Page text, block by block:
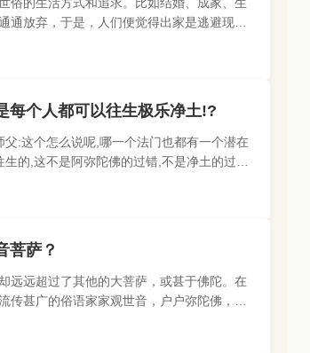
通放弃，于是，人们便觉得出家是逃避现
每个人都可以往生极乐净土!?
:这个怎么说呢,哪一个法门也都有一个潜在
的,这不是阿弥陀佛的过错,不是净土的过错,
菩萨？
远远超过了其他的大菩萨，或甚于佛陀。在
甚广的俗语家家观世音，户户弥陀佛，毫